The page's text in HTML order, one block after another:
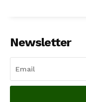
Newsletter